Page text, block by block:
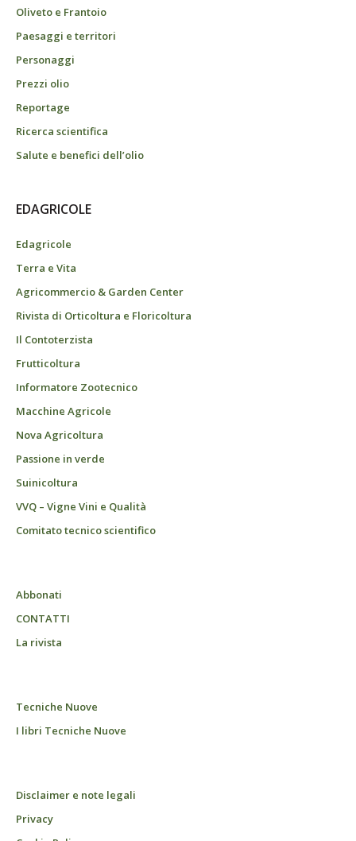
Oliveto e Frantoio
Paesaggi e territori
Personaggi
Prezzi olio
Reportage
Ricerca scientifica
Salute e benefici dell’olio
EDAGRICOLE
Edagricole
Terra e Vita
Agricommercio & Garden Center
Rivista di Orticoltura e Floricoltura
Il Contoterzista
Frutticoltura
Informatore Zootecnico
Macchine Agricole
Nova Agricoltura
Passione in verde
Suinicoltura
VVQ – Vigne Vini e Qualità
Comitato tecnico scientifico
Abbonati
CONTATTI
La rivista
Tecniche Nuove
I libri Tecniche Nuove
Disclaimer e note legali
Privacy